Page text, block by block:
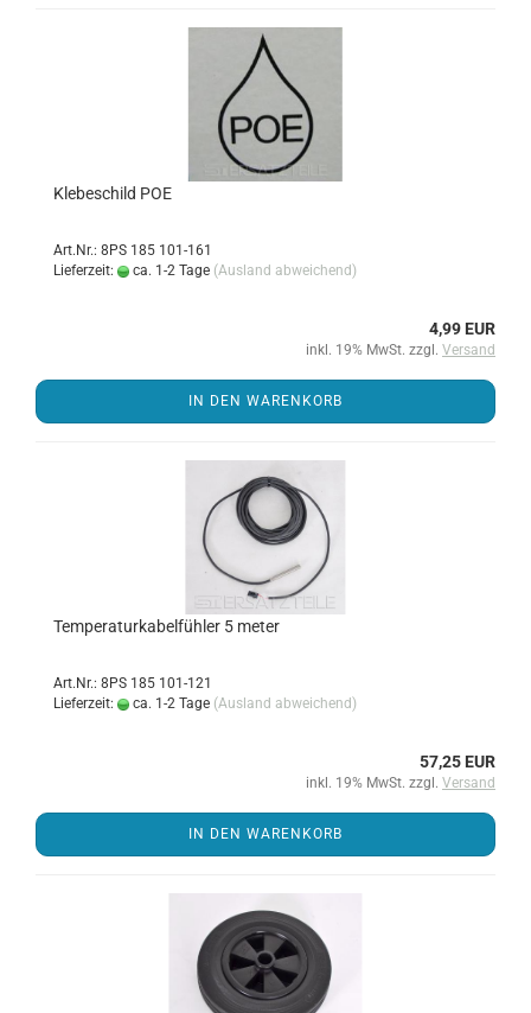
Kle­be­schild POE
Art.Nr.: 8PS 185 101-161
Lieferzeit:
ca. 1-2 Tage (Ausland abweichend)
4,99 EUR
inkl. 19% MwSt. zzgl. Versand
IN DEN WARENKORB
Tem­pe­ra­tur­ka­bel­füh­ler 5 meter
Art.Nr.: 8PS 185 101-121
Lieferzeit:
ca. 1-2 Tage (Ausland abweichend)
57,25 EUR
inkl. 19% MwSt. zzgl. Versand
IN DEN WARENKORB